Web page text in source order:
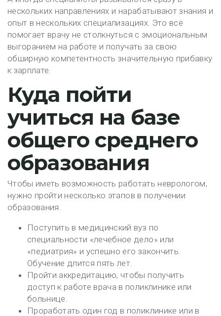
нескольких направлениях и нарабатывают знания и
опыт в нескольких специализациях. Это всё
помогает врачу не столкнуться с эмоциональным
выгоранием на работе и получать за свою
обширную компетентность значительную прибавку
к зарплате.
Куда пойти
учиться на базе
общего среднего
образования
Чтобы иметь возможность работать неврологом,
нужно пройти несколько этапов в получении
образования.
Поступить в медицинский вуз по
специальности «лечебное дело» или
«педиатрия» и успешно его закончить.
Обучение длится пять лет.
Пройти аккредитацию, чтобы получить
доступ к работе врача в поликлинике или
больнице.
Проработать один год в поликлинике или в